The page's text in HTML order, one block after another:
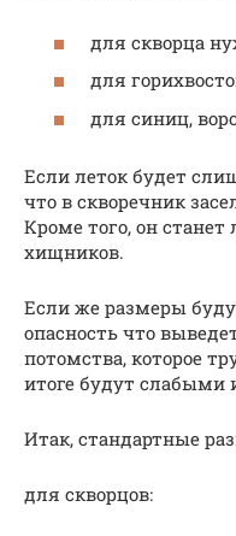
для скворца
для
для синиц,
Если леток будет
что в скворечник
Кроме того, он
хищников.
Если же размеры
опасность что
потомства, которое
итоге будут слабыми
Итак, стандартные
для скворцов: